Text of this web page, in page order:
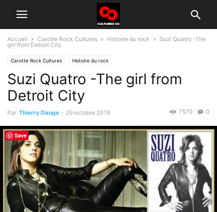
Accueil Carotte Rock Cultures Histoire du rock
Suzi Quatro -The
girl from Detroit City
Carotte Rock Cultures Histoire du rock
Suzi Quatro -The girl from
Detroit City
Par Thierry Dauge - 29 octobre 2018 0
7570
Save